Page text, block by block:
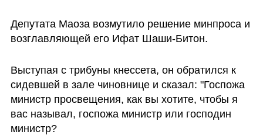
Депутата Маоза возмутило решение минпроса и
возглавляющей его Ифат Шаши-Битон.
Выступая с трибуны кнессета, он обратился к
сидевшей в зале чиновнице и сказал: "Госпожа
министр просвещения, как вы хотите, чтобы я
вас называл, госпожа министр или господин
министр?